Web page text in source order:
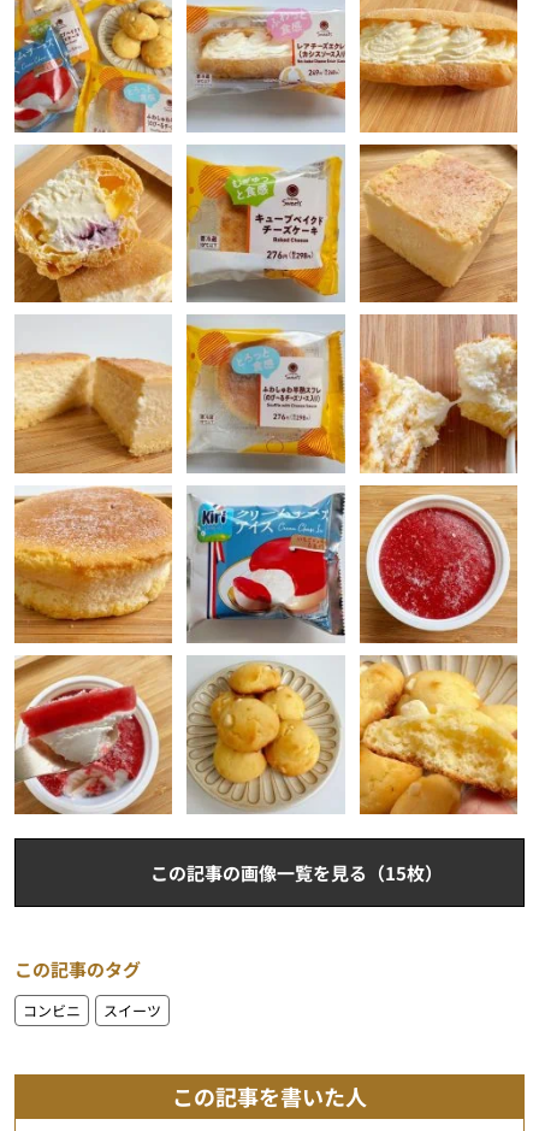
この記事の画像一覧を見る（15枚）
この記事のタグ
コンビニ スイーツ
この記事を書いた人